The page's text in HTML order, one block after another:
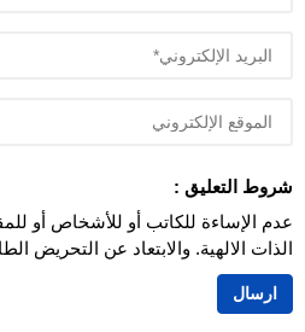
شروط التعليق :
عدم الإساءة للكاتب أو للأشخاص أو
الذات الالهية. والابتعاد عن التحريض